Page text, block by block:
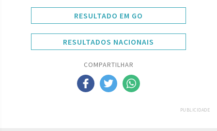
RESULTADO EM GO
RESULTADOS NACIONAIS
COMPARTILHAR
PUBLICIDADE